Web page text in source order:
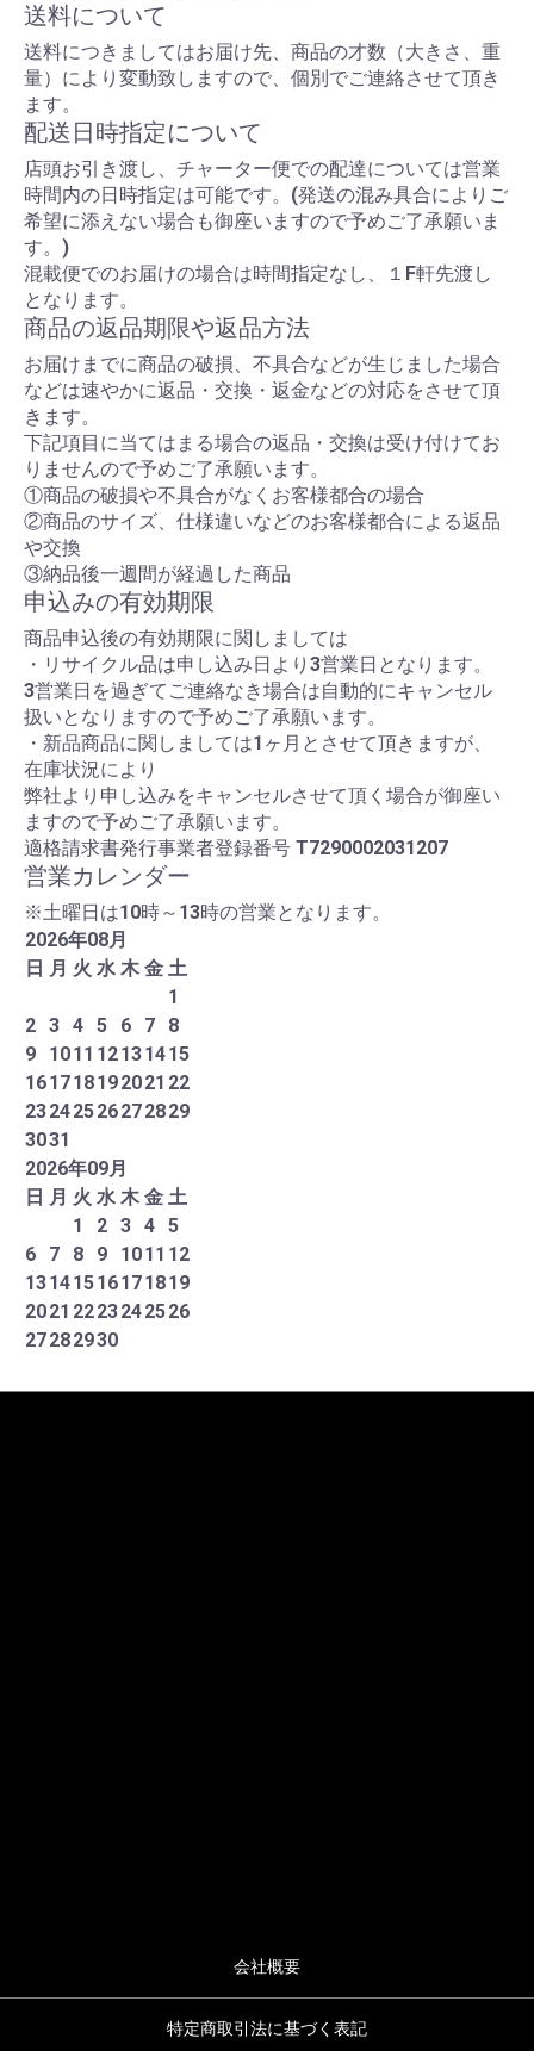
送料について
送料につきましてはお届け先、商品の才数（大きさ、重
量）により変動致しますので、個別でご連絡させて頂き
ます。
配送日時指定について
店頭お引き渡し、チャーター便での配達については営業
時間内の日時指定は可能です。(発送の混み具合によりご
希望に添えない場合も御座いますので予めご了承願いま
す。)
混載便でのお届けの場合は時間指定なし、１F軒先渡し
となります。
商品の返品期限や返品方法
お届けまでに商品の破損、不具合などが生じました場合
などは速やかに返品・交換・返金などの対応をさせて頂
きます。
下記項目に当てはまる場合の返品・交換は受け付けてお
りませんので予めご了承願います。
①商品の破損や不具合がなくお客様都合の場合
②商品のサイズ、仕様違いなどのお客様都合による返品
や交換
③納品後一週間が経過した商品
申込みの有効期限
商品申込後の有効期限に関しましては
・リサイクル品は申し込み日より3営業日となります。
3営業日を過ぎてご連絡なき場合は自動的にキャンセル
扱いとなりますので予めご了承願います。
・新品商品に関しましては1ヶ月とさせて頂きますが、
在庫状況により
弊社より申し込みをキャンセルさせて頂く場合が御座い
ますので予めご了承願います。
適格請求書発行事業者登録番号 T7290002031207
営業カレンダー
※土曜日は10時～13時の営業となります。
2026年08月
日 月 火 水 木 金 土
1
2 3 4 5 6 7
8
9
1011 12131415
161718192021 22
23242526272829
3031
2026年09月
日 月 火 水 木 金 土
1
2 3 4 5
6
7 8 9 1011 12
13141516171819
2021 2223242526
27282930
会社概要
特定商取引法に基づく表記